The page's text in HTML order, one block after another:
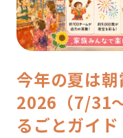
今年の夏は
2026（7/31
るごとガイド